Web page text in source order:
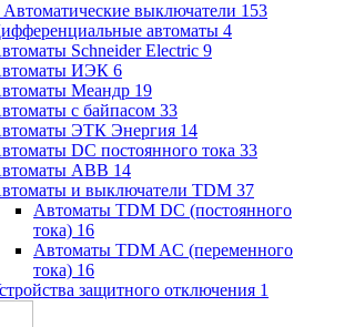
Автоматические выключатели 153
автоматы 4
Schneider Electric 9
ИЭК 6
Меандр 19
с байпасом 33
ЭТК Энергия 14
DC постоянного тока 33
ABB 14
и выключатели TDM 37
Автоматы TDM DC (постоянного
тока) 16
Автоматы TDM AC (переменного
тока) 16
защитного отключения 1